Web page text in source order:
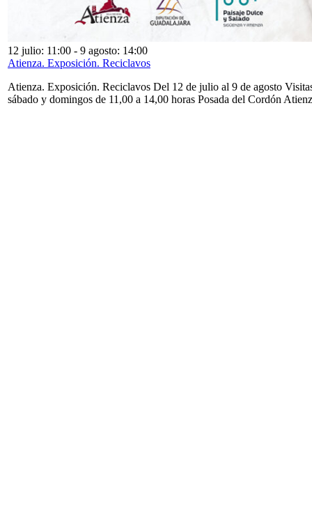
12 julio: 11:00 - 9 agosto: 14:00
Atienza. Exposición. Reciclavos
Atienza. Exposición. Reciclavos Del 12 de julio al 9 de agosto
sábado y domingos de 11,00 a 14,00 horas Posada del Cordón